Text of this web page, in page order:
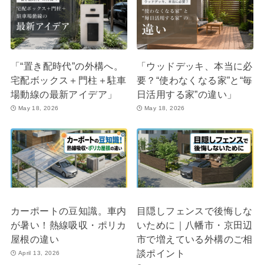
「“置き配時代”の外構へ。
宅配ボックス＋門柱＋駐車
場動線の最新アイデア」
May 18, 2026
「ウッドデッキ、本当に必
要？“使わなくなる家”と“毎
日活用する家”の違い」
May 18, 2026
カーポートの豆知識。車内
が暑い！熱線吸収・ポリカ
屋根の違い
April 13, 2026
目隠しフェンスで後悔しな
いために｜八幡市・京田辺
市で増えている外構のご相
談ポイント